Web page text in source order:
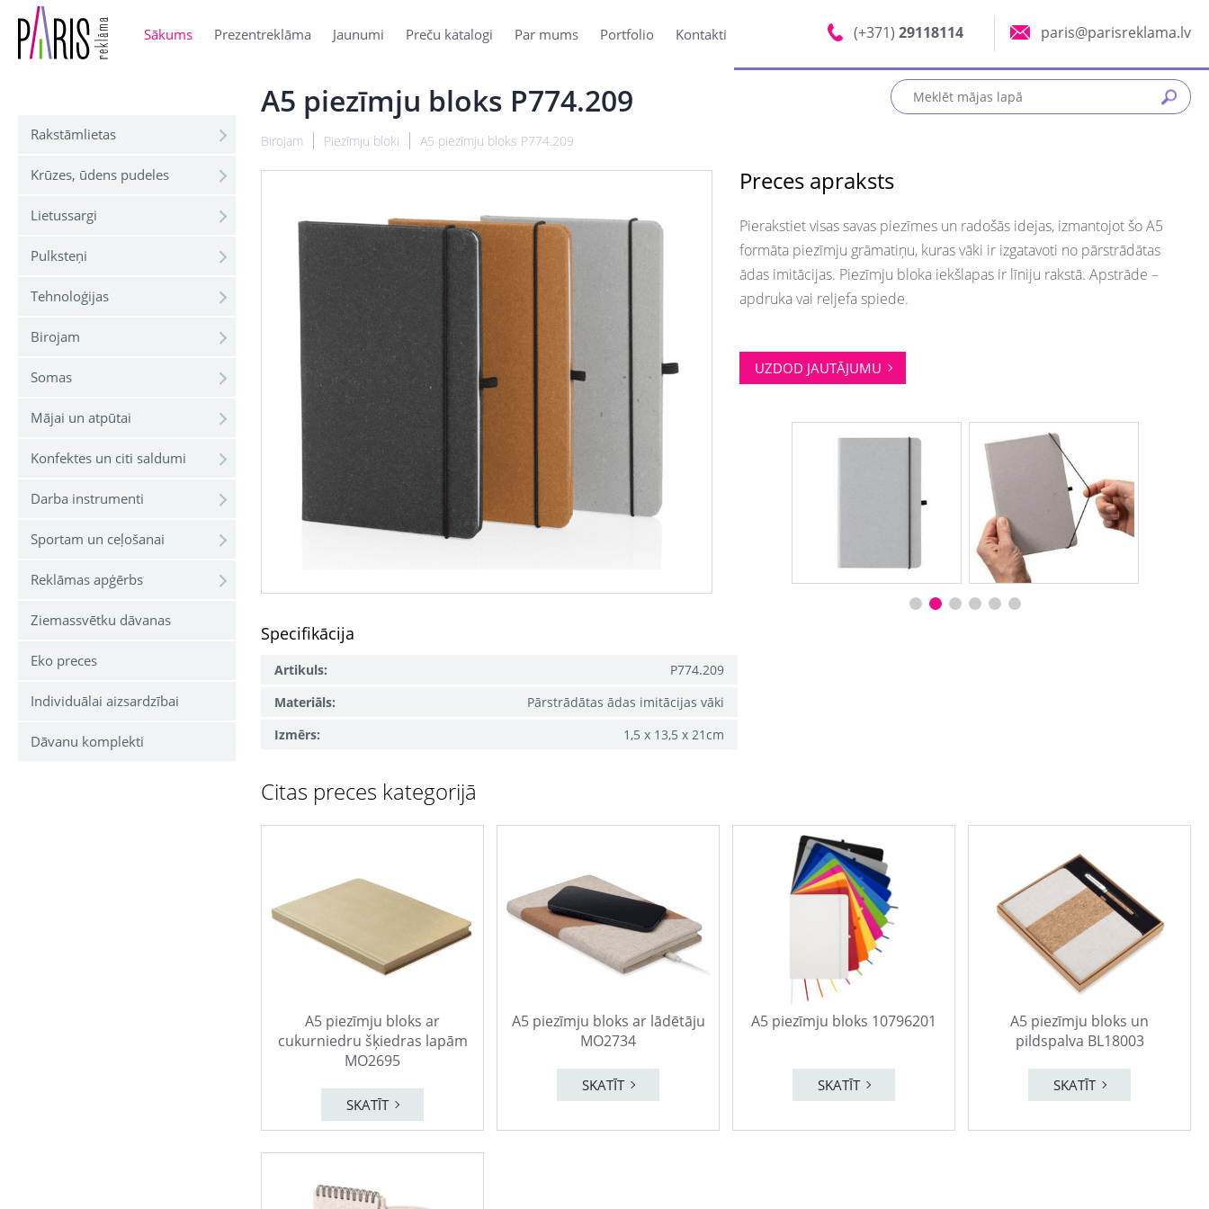
Sākums Prezentreklāma Jaunumi Preču katalogi Par mums Portfolio Kontakti (+371) 29118114 paris@parisreklama.lv
Rakstāmlietas
Krūzes, ūdens pudeles
Lietussargi
Pulksteņi
Tehnoloģijas
Birojam
Somas
Mājai un atpūtai
Konfektes un citi saldumi
Darba instrumenti
Sportam un ceļošanai
Reklāmas apģērbs
Ziemassvētku dāvanas
Eko preces
Individuālai aizsardzībai
Dāvanu komplekti
A5 piezīmju bloks P774.209
Birojam Piezīmju bloki A5 piezīmju bloks P774.209
Preces apraksts
Pierakstiet visas savas piezīmes un radošās idejas, izmantojot šo A5
formāta piezīmju grāmatiņu, kuras vāki ir izgatavoti no pārstrādātas
ādas imitācijas. Piezīmju bloka iekšlapas ir līniju rakstā. Apstrāde –
apdruka vai reljefa spiede.
UZDOD JAUTĀJUMU
Specifikācija
Artikuls:
P774.209
Materiāls:
Pārstrādātas ādas imitācijas vāki
Izmērs:
1,5 x 13,5 x 21cm
Citas preces kategorijā
A5 piezīmju bloks ar
cukurniedru šķiedras lapām
MO2695
SKATĪT
A5 piezīmju bloks ar lādētāju
MO2734
SKATĪT
A5 piezīmju bloks 10796201
SKATĪT
A5 piezīmju bloks un
pildspalva BL18003
SKATĪT